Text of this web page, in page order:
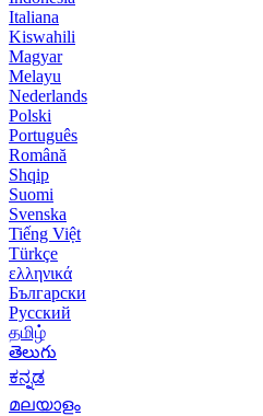
Italiana
Kiswahili
Magyar
Melayu
Nederlands
Polski
Português
Română
Shqip
Suomi
Svenska
Tiếng Việt
Türkçe
ελληνικά
Български
Русский
தமிழ்
తెలుగు
ಕನ್ನಡ
മലയാളം